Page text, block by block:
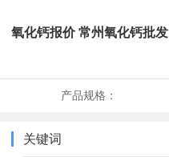
氧化钙报价 常州氧化钙批发
产品规格：
关键词